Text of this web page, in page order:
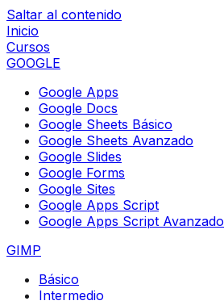
Saltar al contenido
Inicio
Cursos
GOOGLE
Google Apps
Google Docs
Google Sheets Básico
Google Sheets Avanzado
Google Slides
Google Forms
Google Sites
Google Apps Script
Google Apps Script Avanzado
GIMP
Básico
Intermedio